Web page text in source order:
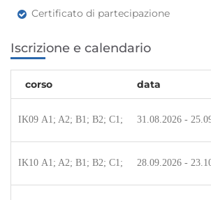
Certificato di partecipazione
Iscrizione e calendario
corso data
IK09 A1; A2; B1; B2; C1; 31.08.2026 -
IK10 A1; A2; B1; B2; C1; 28.09.2026 -